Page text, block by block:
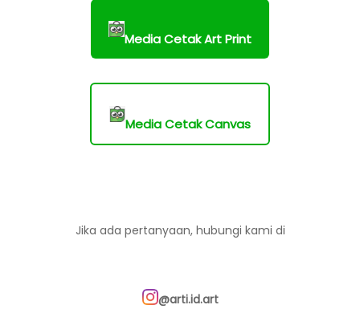
Media Cetak Art Print
Media Cetak Canvas
Jika ada pertanyaan, hubungi kami di
@arti.id.art